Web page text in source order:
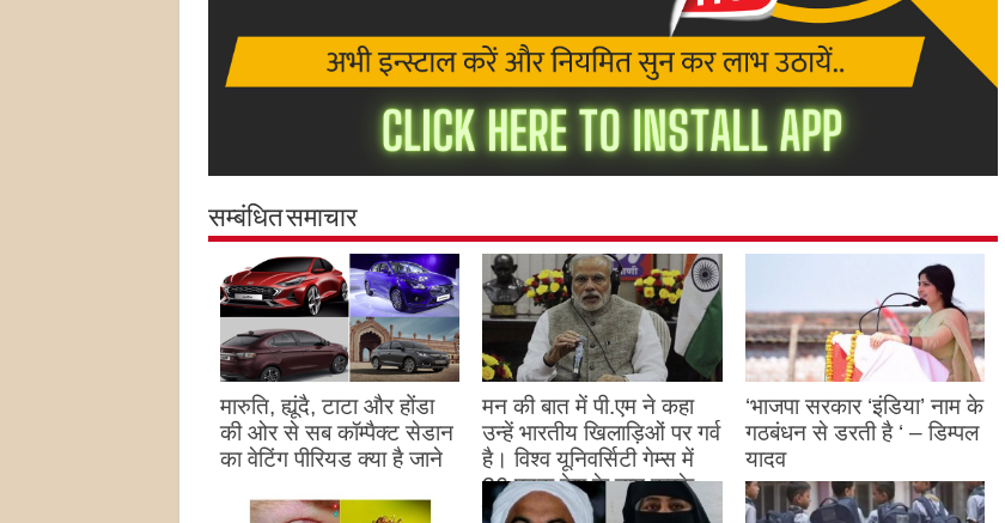
सम्बंधित समाचार
मारुति, ह्यूंदै, टाटा और होंडा
की ओर से सब कॉम्पैक्ट सेडान
का वेटिंग पीरियड क्या है जाने
मन की बात में पी.एम ने कहा
उन्हें भारतीय खिलाड़िओं पर गर्व
है। विश्व यूनिवर्सिटी गेम्स में
26 पदक देश के नाम करके
उन्होंने देश का नाम रोशन किया
‘भाजपा सरकार ‘इंडिया’ नाम के
गठबंधन से डरती है ‘ – डिम्पल
यादव
August 26, 2023